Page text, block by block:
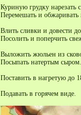
Куриную грудку нарезать
Перемешать и
Влить сливки и довести
Посолить и поперчить
Выложить жюльен из
Посыпать натертым сыром.
Поставить в нагретую до
Подавать в горячем виде.